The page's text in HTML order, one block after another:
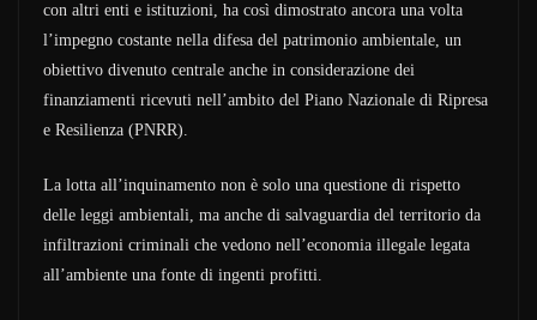
con altri enti e istituzioni, ha così dimostrato ancora una volta
l’impegno costante nella difesa del patrimonio ambientale, un
obiettivo divenuto centrale anche in considerazione dei
finanziamenti ricevuti nell’ambito del Piano Nazionale di Ripresa
e Resilienza (PNRR).
La lotta all’inquinamento non è solo una questione di rispetto
delle leggi ambientali, ma anche di salvaguardia del territorio da
infiltrazioni criminali che vedono nell’economia illegale legata
all’ambiente una fonte di ingenti profitti.